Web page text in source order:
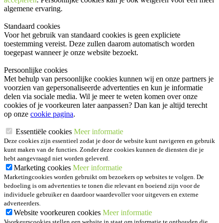
algemene ervaring.
Standaard cookies
Voor het gebruik van standaard cookies is geen expliciete
toestemming vereist. Deze zullen daarom automatisch worden
toegepast wanneer je onze website bezoekt.
Persoonlijke cookies
Met behulp van persoonlijke cookies kunnen wij en onze partners je
voorzien van gepersonaliseerde advertenties en kun je informatie
delen via sociale media. Wil je meer te weten komen over onze
cookies of je voorkeuren later aanpassen? Dan kan je altijd terecht
op onze cookie pagina.
Essentiële cookies Meer informatie
Deze cookies zijn essentieel zodat je door de website kunt navigeren en gebruik
kunt maken van de functies. Zonder deze cookies kunnen de diensten die je
hebt aangevraagd niet worden geleverd.
Marketing cookies Meer informatie
Marketingcookies worden gebruikt om bezoekers op websites te volgen. De
bedoeling is om advertenties te tonen die relevant en boeiend zijn voor de
individuele gebruiker en daardoor waardevoller voor uitgevers en externe
adverteerders.
Website voorkeuren cookies Meer informatie